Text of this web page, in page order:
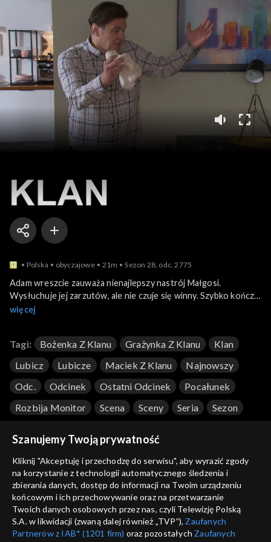
Klan
Polska obyczajowe 21m Sezon 28, odc. 2775
Adam wreszcie zauważa nienajlepszy nastrój Małgosi.
Wysłuchuje jej zarzutów, ale nie czuje się winny. Szybko kończy
rozmowę z dziewczyną i udaję się na spotkanie z Beatą w
kobietą. Ma nadzieje, że w obecnej sytuacji wyrazi zgodę na
szybki rozwód. W Elmedzie dochodzi do tragicznego zdarzenia.
Kobieta nie wybudza się po przeprowadzonym zabiegu.
więcej
Tagi: Bożenka Z Klanu Grażynka Z Klanu
Klan
Lubicz
Lubicze Maciek Z Klanu
Najnowszy
Odc.
Odcinek Ostatni Odcinek
Pocałunek
Rozbija Monitor
Scena Sceny Seria
Sezon
Sezony i odcinki
Wybierz
Szanujemy Twoją prywatność
Kliknij "Akceptuję i przechodzę do serwisu", aby wyrazić zgody
na korzystanie z technologii automatycznego śledzenia i
zbierania danych, dostęp do informacji na Twoim urządzeniu
końcowym i ich przechowywanie oraz na przetwarzanie
Twoich danych osobowych przez nas, czyli Telewizję Polską
S.A. w likwidacji (zwaną dalej również „TVP”), Zaufanych
Partnerów z IAB* (1201 firm) oraz pozostałych Zaufanych